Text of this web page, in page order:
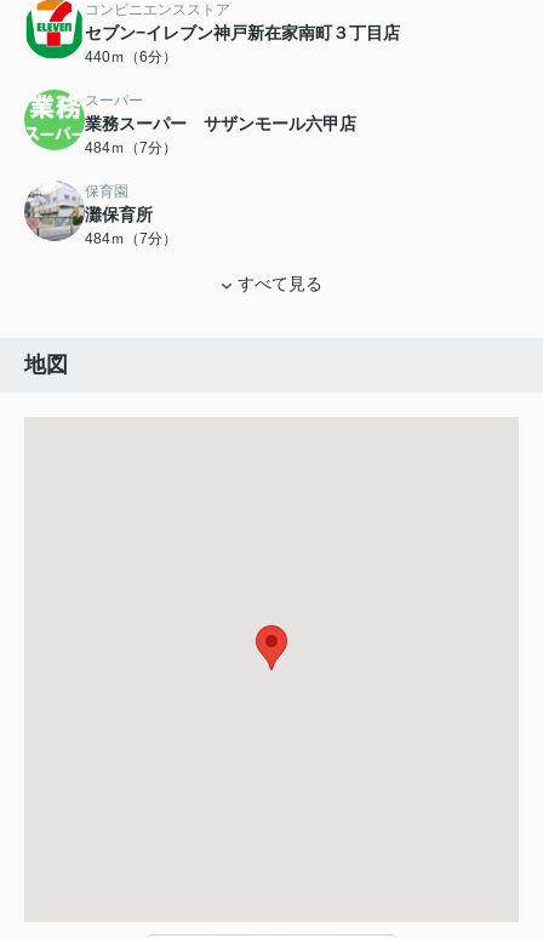
コンビニエンスストア
セブン−イレブン神戸新在家南町３丁目店
440ｍ（6分）
スーパー
業務スーパー サザンモール六甲店
484ｍ（7分）
保育園
灘保育所
484ｍ（7分）
すべて見る
地図